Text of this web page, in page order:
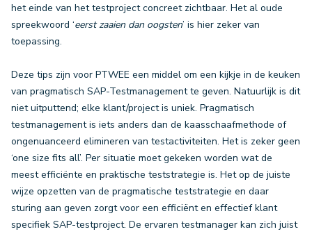
het einde van het testproject concreet zichtbaar. Het al oude
spreekwoord ‘eerst zaaien dan oogsten’ is hier zeker van
toepassing.
Deze tips zijn voor PTWEE een middel om een kijkje in de keuken
van pragmatisch SAP-Testmanagement te geven. Natuurlijk is dit
niet uitputtend; elke klant/project is uniek. Pragmatisch
testmanagement is iets anders dan de kaasschaafmethode of
ongenuanceerd elimineren van testactiviteiten. Het is zeker geen
‘one size fits all’. Per situatie moet gekeken worden wat de
meest efficiënte en praktische teststrategie is. Het op de juiste
wijze opzetten van de pragmatische teststrategie en daar
sturing aan geven zorgt voor een efficiënt en effectief klant
specifiek SAP-testproject. De ervaren testmanager kan zich juist